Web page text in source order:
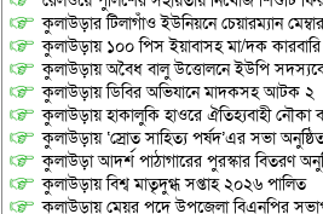
কুলাউড়ার টিলাগাঁও ইউনিয়নে চেয়ারম্যান
কুলাউড়ায় ১০০ পিস ইয়াবাসহ মা/দক কারবারি
কুলাউড়ায় অবৈধ বালু উত্তোলনে ইউপি
কুলাউড়ায় ডিবির অভিযানে মাদকসহ আটক ২
কুলাউড়ায় হাকালুকি হাওরে ঐতিহ্যবাহী নৌকা
কুলাউড়ায় ‘স্রোত সাহিত্য পর্ষদ’এর সভা
কুলাউড়া আদর্শ পাঠাগারের পুরস্কার বিতরণ
কুলাউড়ায় বিশ্ব মাতৃদুগ্ধ সপ্তাহ ২০২৬ পালিত
কুলাউড়ায় মেয়র পদে উপজেলা বিএনপির